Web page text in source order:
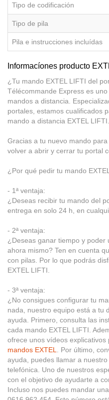
Tipo de codificación
Tipo de pila
Pila e instrucciones incluídas
Informacíones producto
¿Tu mando EXTEL LIFTI del
Télécommande Express es
mandos a distancia.
portales, estamos cualificados
mando a distancia EXTEL LIFTI.
Gracias a tu nuevo mando
volver a abrir y cerrar tu portal
¿Por qué pedir tu mando
- 1ª ventaja:
¿Deseas recibir tu mando del
entrega en solo 24 h, en
- 2ª ventaja:
¿Deseas ganar tiempo y poder
ahora mismo? Ten en cuenta
con pilas. Por lo que podrás
EXTEL LIFTI.
- 3ª ventaja:
¿No consigues configurar tu
nada, nuestro equipo está a tu
ayuda. Primero, consulta las
cada mando EXTEL LIFTI.
ofrece unos vídeos
mandos EXTEL
. Por último,
ayuda, puedes llamar a
telefónica. Uno de nuestros
con el objetivo de ayudarte a
Incluso nos puedes mandar